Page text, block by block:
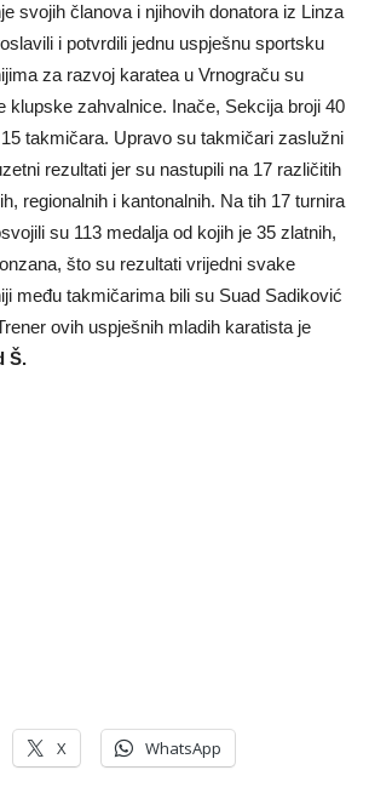
svojih članova i njihovih donatora iz Linza
i potvrdili jednu uspješnu sportsku
za razvoj karatea u Vrnograču su
klupske zahvalnice. Inače, Sekcija broji 40
takmičara. Upravo su takmičari zaslužni
rezultati jer su nastupili na 17 različitih
regionalnih i kantonalnih. Na tih 17 turnira
su 113 medalja od kojih je 35 zlatnih,
što su rezultati vrijedni svake
među takmičarima bili su Suad Sadiković
ovih uspješnih mladih karatista je
Š.
X WhatsApp